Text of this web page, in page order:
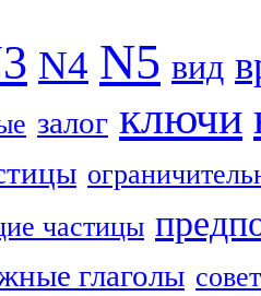
N4 N5 вид
залог ключи
частицы
глаголы совет